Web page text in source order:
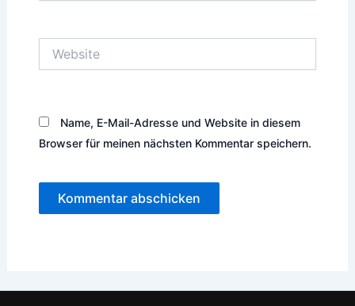
Name, E-Mail-Adresse und Website in diesem
Browser für meinen nächsten Kommentar speichern.